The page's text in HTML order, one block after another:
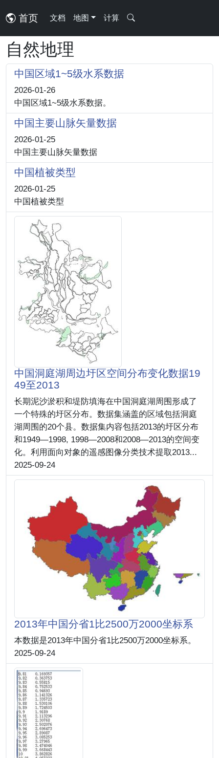
首页 文档 地图 计算
自然地理
中国区域1~5级水系数据
2026-01-26
中国区域1~5级水系数据。
中国主要山脉矢量数据
2026-01-25
中国主要山脉矢量数据
中国植被类型
2026-01-25
中国植被类型
中国洞庭湖周边圩区空间分布变化数据19
49至2013
长期泥沙淤积和堤防填海在中国洞庭湖周围形成了
一个特殊的圩区分布。数据集涵盖的区域包括洞庭
湖周围的20个县。数据集内容包括2013的圩区分布
和1949—1998, 1998—2008和2008—2013的空间变
化。利用面向对象的遥感图像分类技术提取2013...
2025-09-24
2013年中国分省1比2500万2000坐标系
本数据是2013年中国分省1比2500万2000坐标系。
2025-09-24